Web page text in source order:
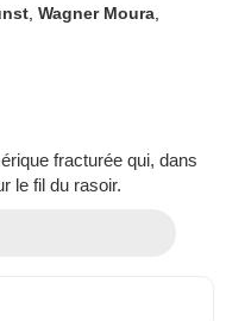
,Wagner Moura
fracturée qui, dans
le fil du rasoir.